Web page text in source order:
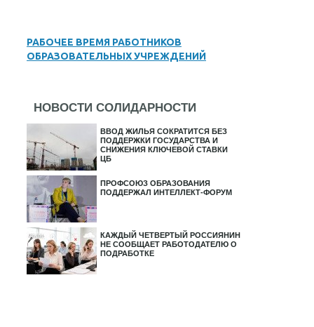
РАБОЧЕЕ ВРЕМЯ РАБОТНИКОВ
ОБРАЗОВАТЕЛЬНЫХ УЧРЕЖДЕНИЙ
НОВОСТИ СОЛИДАРНОСТИ
ВВОД ЖИЛЬЯ СОКРАТИТСЯ БЕЗ
ПОДДЕРЖКИ ГОСУДАРСТВА И
СНИЖЕНИЯ КЛЮЧЕВОЙ СТАВКИ
ЦБ
ПРОФСОЮЗ ОБРАЗОВАНИЯ
ПОДДЕРЖАЛ ИНТЕЛЛЕКТ-ФОРУМ
КАЖДЫЙ ЧЕТВЕРТЫЙ РОССИЯНИН
НЕ СООБЩАЕТ РАБОТОДАТЕЛЮ О
ПОДРАБОТКЕ